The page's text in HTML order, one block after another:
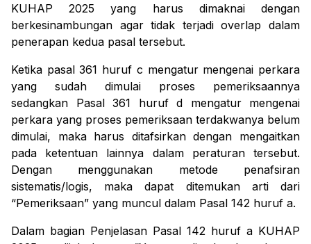
KUHAP 2025 yang harus dimaknai dengan
berkesinambungan agar tidak terjadioverlapdalam
penerapan kedua pasal tersebut.
Ketika pasal 361 huruf c mengatur mengenai perkara
yang sudah dimulai proses pemeriksaannya
sedangkan Pasal 361 huruf d mengatur mengenai
perkara yang proses pemeriksaan terdakwanya belum
dimulai, maka harus ditafsirkan dengan mengaitkan
pada ketentuan lainnya dalam peraturan tersebut.
Dengan menggunakan metode penafsiran
sistematis/logis, maka dapat ditemukan arti dari
“Pemeriksaan” yang muncul dalam Pasal 142 huruf a.
Dalam bagian Penjelasan Pasal 142 huruf a KUHAP